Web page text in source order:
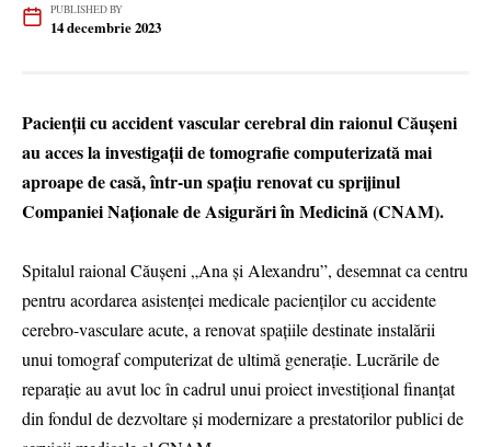
PUBLISHED BY
14 decembrie 2023
Pacienții cu accident vascular cerebral din raionul Căușeni
au acces la investigații de tomografie computerizată mai
aproape de casă, într-un spațiu renovat cu sprijinul
Companiei Naționale de Asigurări în Medicină (CNAM).
Spitalul raional Căușeni „Ana și Alexandru”, desemnat ca centru
pentru acordarea asistenței medicale pacienților cu accidente
cerebro-vasculare acute, a renovat spațiile destinate instalării
unui tomograf computerizat de ultimă generație. Lucrările de
reparație au avut loc în cadrul unui proiect investițional finanțat
din fondul de dezvoltare și modernizare a prestatorilor publici de